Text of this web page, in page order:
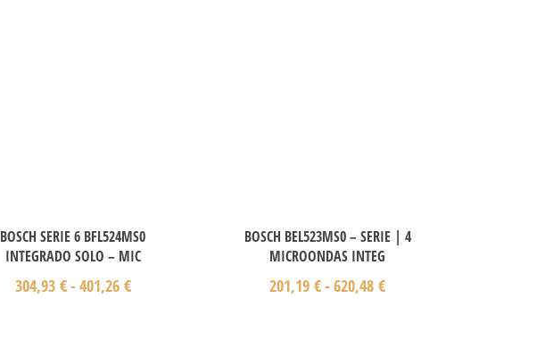
BOSCH SERIE 6 BFL524MS0
INTEGRADO SOLO – MIC
304,93 €- 401,26 €
BOSCH BEL523MS0 – SERIE | 4
MICROONDAS INTEG
201,19€- 620,48€